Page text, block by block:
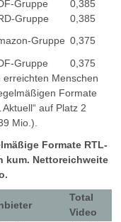
Gruppe
0,385
Gruppe
0,385
Gruppe 0,375
Gruppe
0,375
erreichten Menschen
Formate
auf Platz 2
Mio.).
Formate RTL-
kum. Nettoreichweite
Total
Video